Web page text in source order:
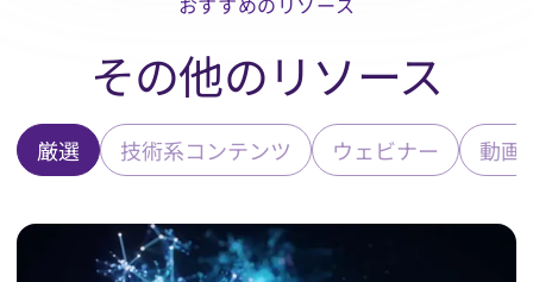
その他のリソース
厳選 技術系コンテンツ ウェビナー 動画